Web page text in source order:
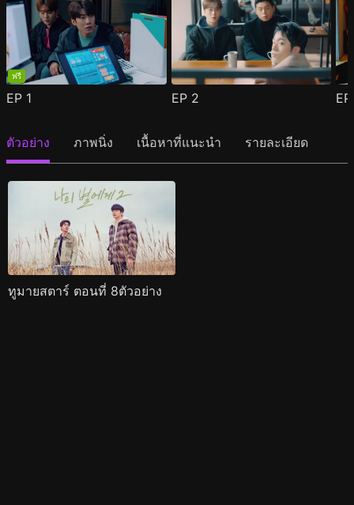
ฟรี
EP 1 EP 2
ตัวอย่าง ภาพนิ่ง เนื้อหาที่แนะนำ รายละเอียด
ทูมายสตาร์ ตอนที่ 8ตัวอย่าง